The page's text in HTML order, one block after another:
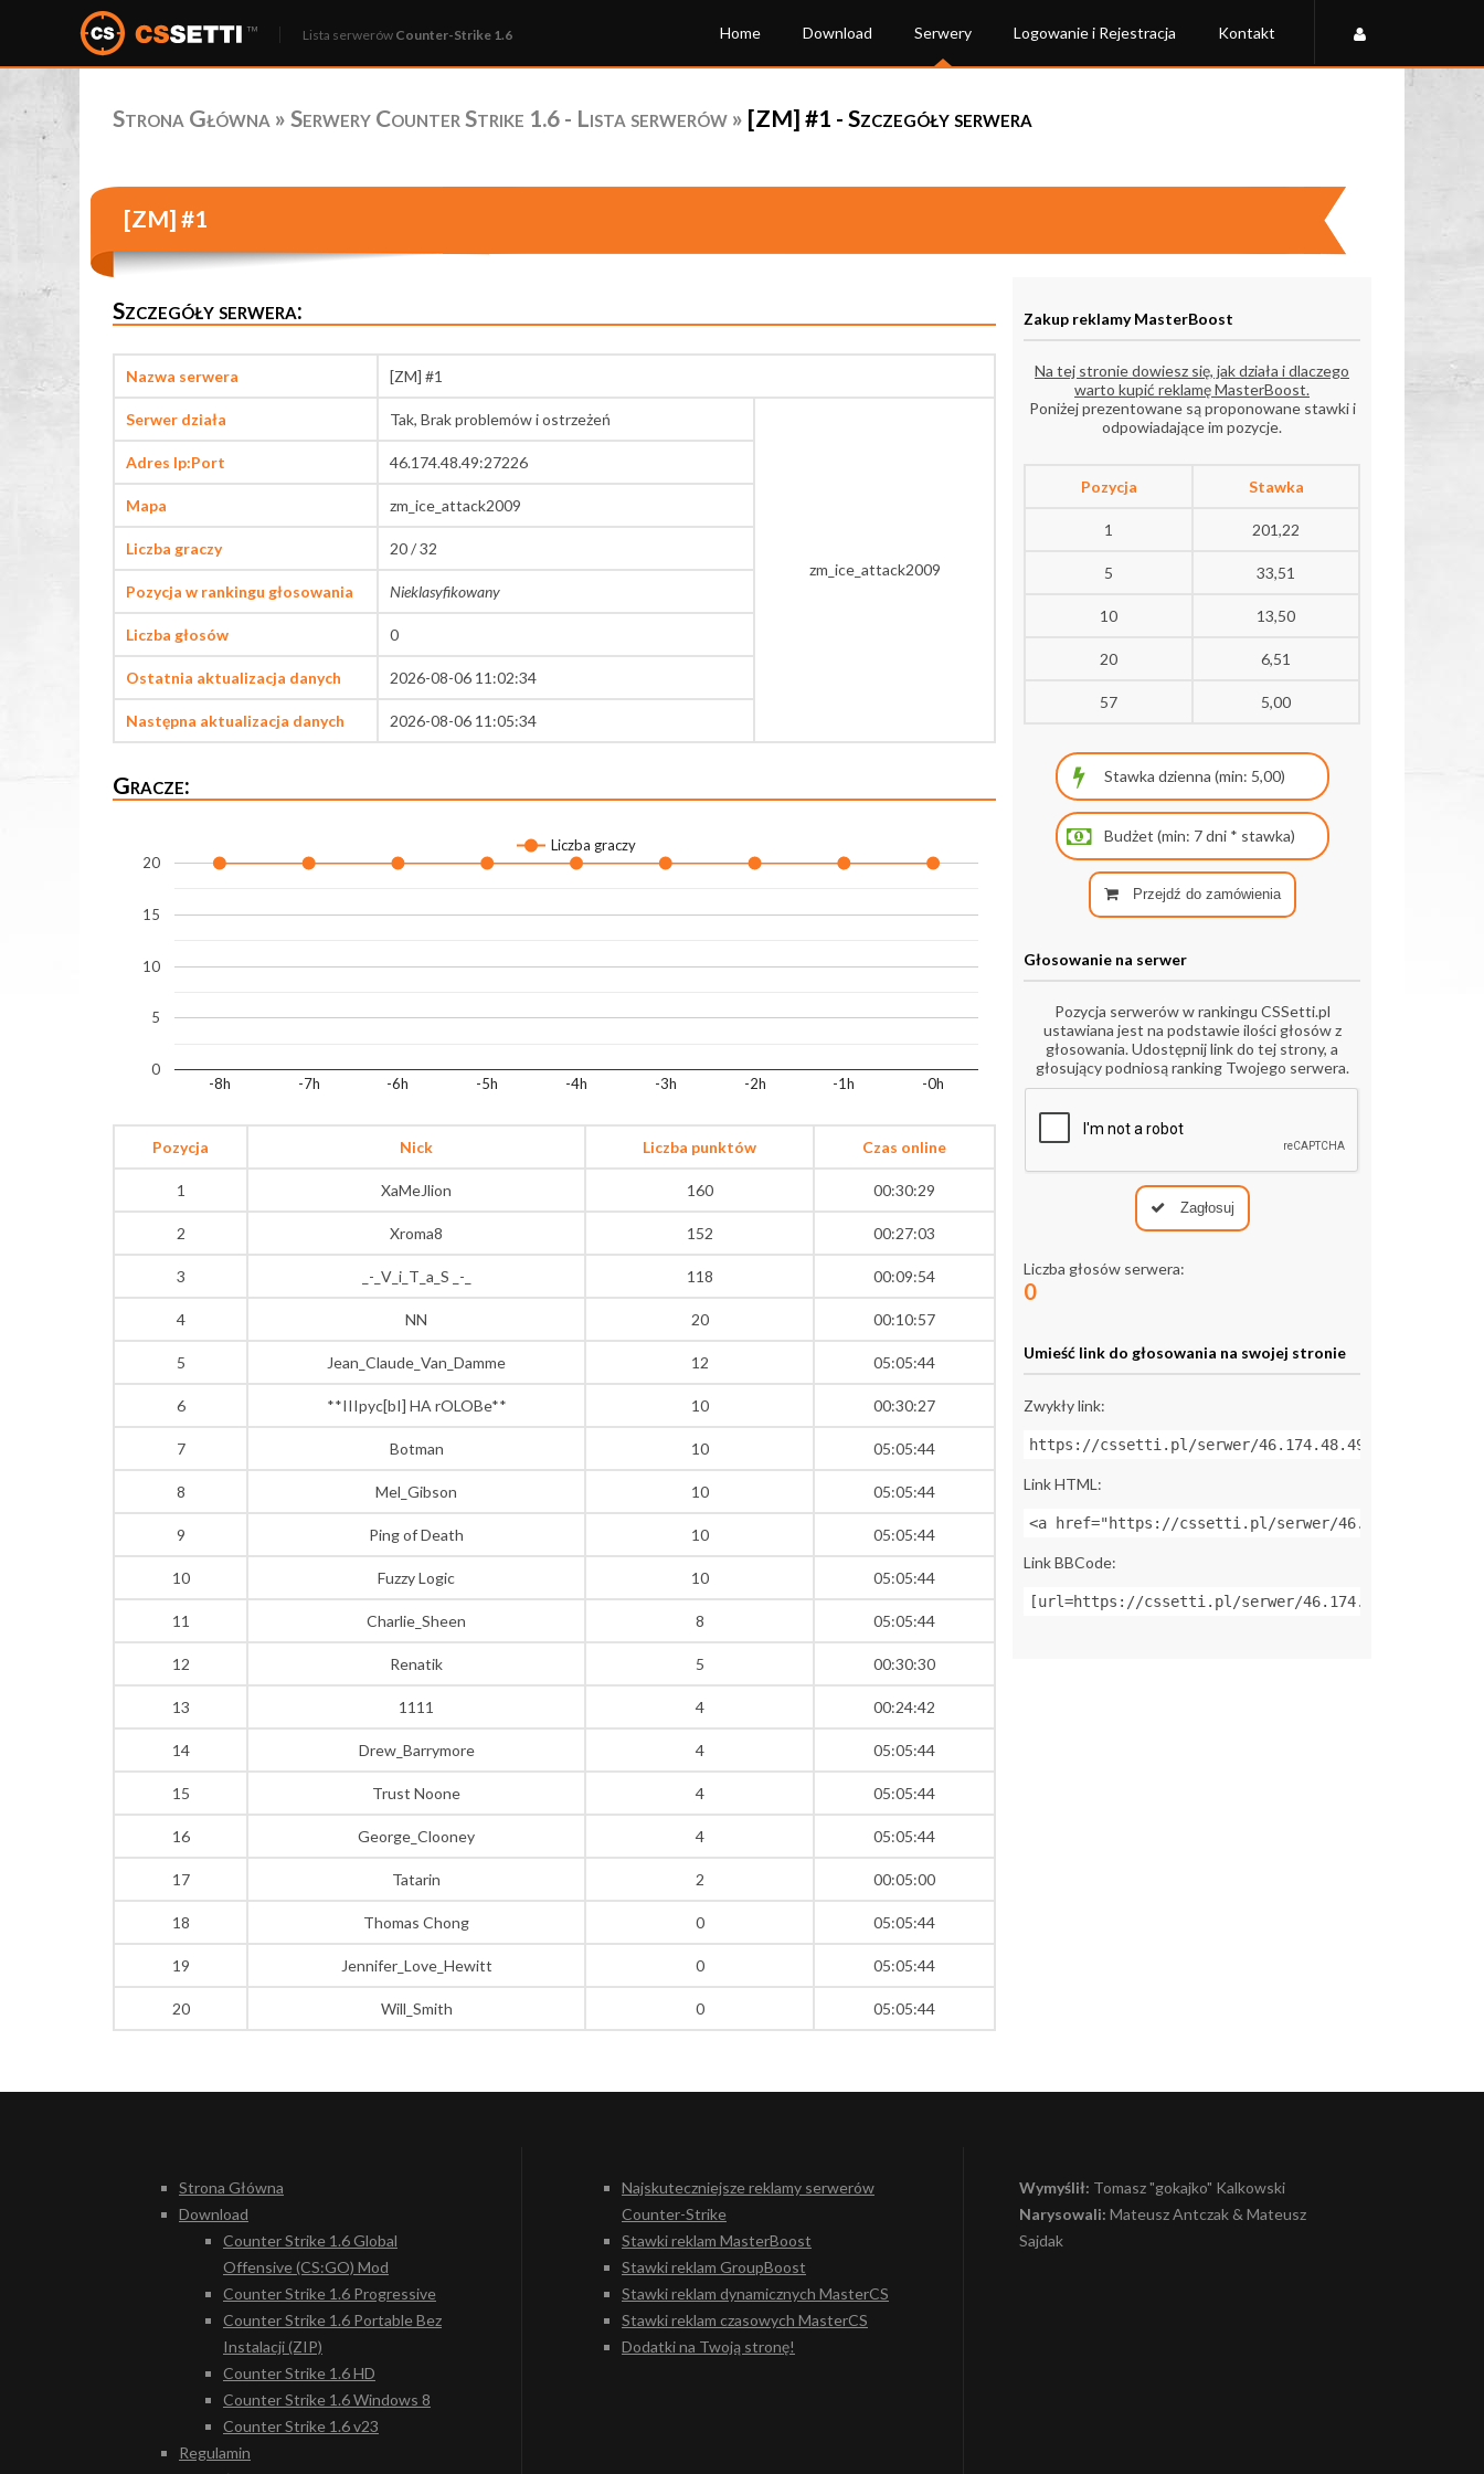
Lista serwerów Counter-Strike 1.6 Home Download Serwery Logowanie i Rejestracja Kontakt
Strona Główna » Serwery Counter Strike 1.6 - Lista serwerów » [ZM] #1 - Szczegóły serwera
[ZM] #1
Szczegóły serwera:
Nazwa serwera [ZM] #1
Serwer działa Tak, Brak problemów i ostrzeżeń
zm_ice_attack2009
Adres Ip:Port 46.174.48.49:27226
Mapa zm_ice_attack2009
Liczba graczy 20 / 32
Pozycja w rankingu głosowania Nieklasyfikowany
Liczba głosów 0
Ostatnia aktualizacja danych 2026-08-06 11:02:34
Następna aktualizacja danych 2026-08-06 11:05:34
Gracze:
Liczba graczy
-8h -7h -6h -5h -4h -3h -2h -1h -0h
0
5
10
15
20
Pozycja Nick Liczba punktów Czas online
1 XaMeJlion 160 00:30:29
2 Xroma8 152 00:27:03
3 _-_V_i_T_a_S _-_ 118 00:09:54
4 NN 20 00:10:57
5 Jean_Claude_Van_Damme 12 05:05:44
6 **IIIpyc[bI] HA rOLOBe** 10 00:30:27
7 Botman 10 05:05:44
8 Mel_Gibson 10 05:05:44
9 Ping of Death 10 05:05:44
10 Fuzzy Logic 10 05:05:44
11 Charlie_Sheen 8 05:05:44
12 Renatik 5 00:30:30
13 1111 4 00:24:42
14 Drew_Barrymore 4 05:05:44
15 Trust Noone 4 05:05:44
16 George_Clooney 4 05:05:44
17 Tatarin 2 00:05:00
18 Thomas Chong 0 05:05:44
19 Jennifer_Love_Hewitt 0 05:05:44
20 Will_Smith 0 05:05:44
Zakup reklamy MasterBoost
Na tej stronie dowiesz się, jak działa i dlaczego
warto kupić reklamę MasterBoost.
Poniżej prezentowane są proponowane stawki i
odpowiadające im pozycje.
Pozycja Stawka
1 201,22
5 33,51
10 13,50
20 6,51
57 5,00
Przejdź do zamówienia
Głosowanie na serwer
Pozycja serwerów w rankingu CSSetti.pl
ustawiana jest na podstawie ilości głosów z
głosowania. Udostępnij link do tej strony, a
głosujący podniosą ranking Twojego serwera.
Zagłosuj
Liczba głosów serwera:
0
Umieść link do głosowania na swojej stronie
Zwykły link:
https://cssetti.pl/serwer/46.174.48.49:27226
Link HTML:
<a href="https://cssetti.pl/serwer/
Link BBCode:
[url=https://cssetti.pl/serwer/
Strona Główna
Download
Counter Strike 1.6 Global
Offensive (CS:GO) Mod
Counter Strike 1.6 Progressive
Counter Strike 1.6 Portable Bez
Instalacji (ZIP)
Counter Strike 1.6 HD
Counter Strike 1.6 Windows 8
Counter Strike 1.6 v23
Regulamin
Najskuteczniejsze reklamy serwerów
Counter-Strike
Stawki reklam MasterBoost
Stawki reklam GroupBoost
Stawki reklam dynamicznych MasterCS
Stawki reklam czasowych MasterCS
Dodatki na Twoją stronę!
Wymyślił: Tomasz "gokajko" Kalkowski
Narysowali: Mateusz Antczak & Mateusz
Sajdak